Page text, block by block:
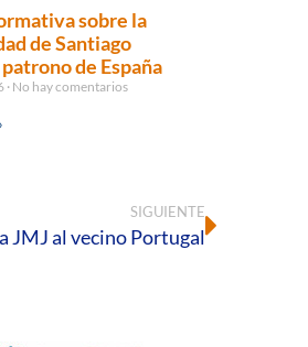
sobre la
de Santiago
de España
No hay comentarios
SIGUIENTE
JMJ al vecino Portugal